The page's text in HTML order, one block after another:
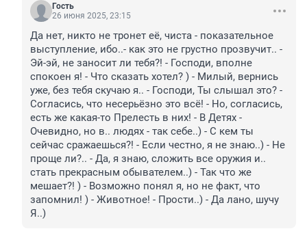
Гость
26 июня 2025, 23:15
Да нет, никто не тронет её, чиста - показательное
выступление, ибо..- как это не грустно прозвучит.. -
Эй-эй, не заносит ли тебя?! - Господи, вполне
спокоен я! - Что сказать хотел? ) - Милый, вернись
уже, без тебя скучаю я.. - Господи, Ты слышал это? -
Согласись, что несерьёзно это всё! - Но, согласись,
есть же какая-то Прелесть в них! - В Детях -
Очевидно, но в.. людях - так себе..) - С кем ты
сейчас сражаешься?! - Если честно, я не знаю..) - Не
проще ли?.. - Да, я знаю, сложить все оружия и..
стать прекрасным обывателем..) - Так что же
мешает?! ) - Возможно понял я, но не факт, что
запомнил! ) - Животное! - Прости..) - Да лано, шучу
Я..)